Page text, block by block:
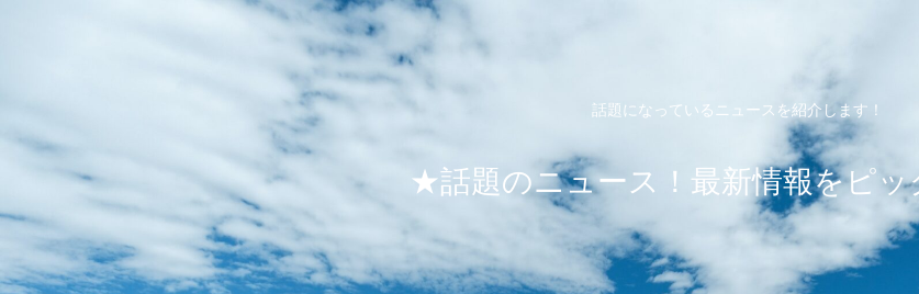
話題になっているニュースを紹介します！
★話題のニュース！最新情報をピッ